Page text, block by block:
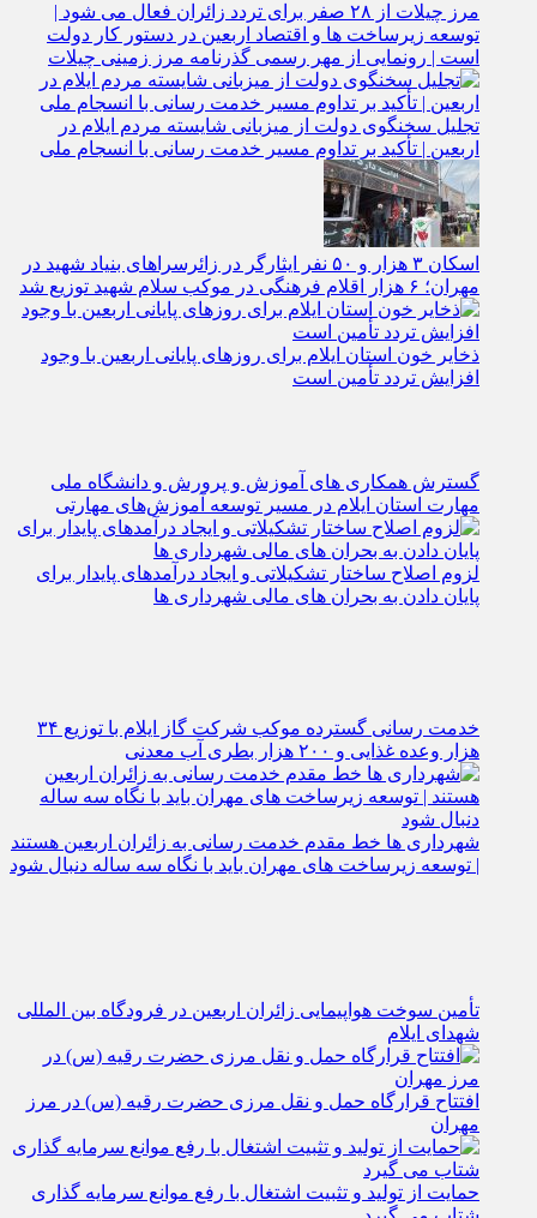
مرز چیلات از ۲۸ صفر برای تردد زائران فعال می‌ شود |
توسعه زیرساخت‌ ها و اقتصاد اربعین در دستور کار دولت
است | رونمایی از مهر رسمی گذرنامه مرز زمینی چیلات
تجلیل سخنگوی دولت از میزبانی شایسته مردم ایلام در
اربعین | تأکید بر تداوم مسیر خدمت‌ رسانی با انسجام ملی
اسکان ۳ هزار و ۵۰ نفر ایثارگر در زائرسراهای بنیاد شهید در
مهران؛ ۶ هزار اقلام فرهنگی در موکب سلام شهید توزیع شد
ذخایر خون استان ایلام برای روزهای پایانی اربعین با وجود
افزایش تردد تأمین است
گسترش همکاری‌ های آموزش و پرورش و دانشگاه ملی
مهارت استان ایلام در مسیر توسعه آموزش‌های مهارتی
لزوم اصلاح ساختار تشکیلاتی و ایجاد درآمدهای پایدار برای
پایان دادن به بحران‌ های مالی شهرداری‌ ها
خدمت رسانی گسترده موکب شرکت گاز ایلام با توزیع ۳۴
هزار وعده غذایی و ۲۰۰ هزار بطری آب معدنی
شهرداری‌ ها خط مقدم خدمت ‌رسانی به زائران اربعین هستند
| توسعه زیرساخت ‌های مهران باید با نگاه سه‌ ساله دنبال شود
تأمین سوخت هواپیمایی زائران اربعین در فرودگاه بین المللی
شهدای ایلام
افتتاح قرارگاه حمل‌ و نقل مرزی حضرت رقیه (س) در مرز
مهران
حمایت از تولید و تثبیت اشتغال با رفع موانع سرمایه‌ گذاری